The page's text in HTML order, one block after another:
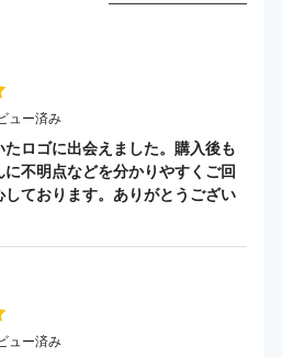
ュー済み
ロゴに出会えました。購入後も
不明点などを分かりやすくご回
ております。ありがとうござい
ュー済み